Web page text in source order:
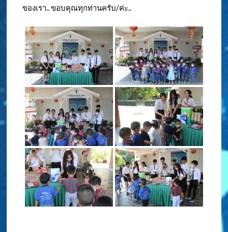
ของเรา.. ขอบคุณทุกท่านครับ/ค่ะ..